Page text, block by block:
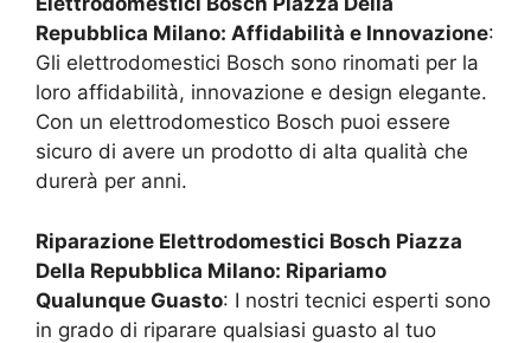
Repubblica Milano: Affidabilità e Innovazione:
Gli elettrodomestici Bosch sono rinomati per la
loro affidabilità, innovazione e design elegante.
Con un elettrodomestico Bosch puoi essere
sicuro di avere un prodotto di alta qualità che
durerà per anni.
Riparazione Elettrodomestici Bosch Piazza
Della Repubblica Milano: Ripariamo
Qualunque Guasto: I nostri tecnici esperti sono
in grado di riparare qualsiasi guasto al tuo